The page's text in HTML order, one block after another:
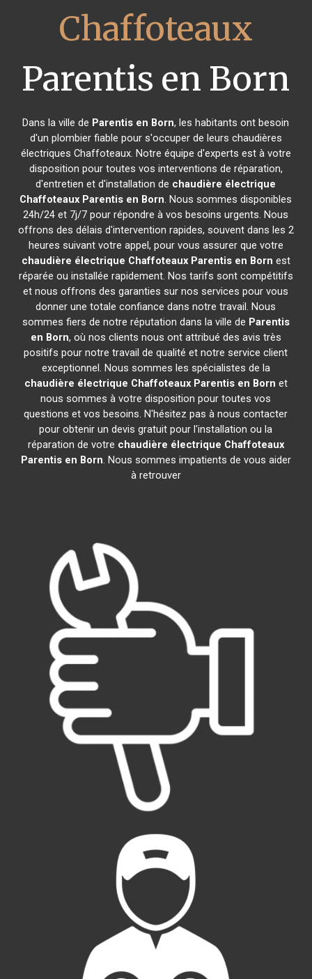
Chaffoteaux
Parentis en Born
Dans la ville de Parentis en Born, les habitants ont besoin
d'un plombier fiable pour s'occuper de leurs chaudières
électriques Chaffoteaux. Notre équipe d'experts est à votre
disposition pour toutes vos interventions de réparation,
d'entretien et d'installation de chaudière électrique
Chaffoteaux Parentis en Born. Nous sommes disponibles
24h/24 et 7j/7 pour répondre à vos besoins urgents. Nous
offrons des délais d'intervention rapides, souvent dans les 2
heures suivant votre appel, pour vous assurer que votre
chaudière électrique Chaffoteaux Parentis en Born est
réparée ou installée rapidement. Nos tarifs sont compétitifs
et nous offrons des garanties sur nos services pour vous
donner une totale confiance dans notre travail. Nous
sommes fiers de notre réputation dans la ville de Parentis
en Born, où nos clients nous ont attribué des avis très
positifs pour notre travail de qualité et notre service client
exceptionnel. Nous sommes les spécialistes de la
chaudière électrique Chaffoteaux Parentis en Born et
nous sommes à votre disposition pour toutes vos
questions et vos besoins. N'hésitez pas à nous contacter
pour obtenir un devis gratuit pour l'installation ou la
réparation de votre chaudière électrique Chaffoteaux
Parentis en Born. Nous sommes impatients de vous aider
à retrouver